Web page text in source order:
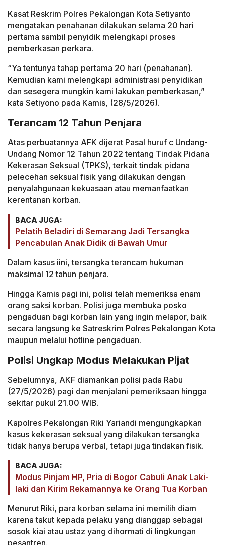
Kasat Reskrim Polres Pekalongan Kota Setiyanto
mengatakan penahanan dilakukan selama 20 hari
pertama sambil penyidik melengkapi proses
pemberkasan perkara.
“Ya tentunya tahap pertama 20 hari (penahanan).
Kemudian kami melengkapi administrasi penyidikan
dan sesegera mungkin kami lakukan pemberkasan,”
kata Setiyono pada Kamis, (28/5/2026).
Terancam 12 Tahun Penjara
Atas perbuatannya AFK dijerat Pasal huruf c Undang-
Undang Nomor 12 Tahun 2022 tentang Tindak Pidana
Kekerasan Seksual (TPKS), terkait tindak pidana
pelecehan seksual fisik yang dilakukan dengan
penyalahgunaan kekuasaan atau memanfaatkan
kerentanan korban.
BACA JUGA:
Pelatih Beladiri di Semarang Jadi Tersangka
Pencabulan Anak Didik di Bawah Umur
Dalam kasus iini, tersangka terancam hukuman
maksimal 12 tahun penjara.
Hingga Kamis pagi ini, polisi telah memeriksa enam
orang saksi korban. Polisi juga membuka posko
pengaduan bagi korban lain yang ingin melapor, baik
secara langsung ke Satreskrim Polres Pekalongan Kota
maupun melalui hotline pengaduan.
Polisi Ungkap Modus Melakukan Pijat
Sebelumnya, AKF diamankan polisi pada Rabu
(27/5/2026) pagi dan menjalani pemeriksaan hingga
sekitar pukul 21.00 WIB.
Kapolres Pekalongan Riki Yariandi mengungkapkan
kasus kekerasan seksual yang dilakukan tersangka
tidak hanya berupa verbal, tetapi juga tindakan fisik.
BACA JUGA:
Modus Pinjam HP, Pria di Bogor Cabuli Anak Laki-
laki dan Kirim Rekamannya ke Orang Tua Korban
Menurut Riki, para korban selama ini memilih diam
karena takut kepada pelaku yang dianggap sebagai
sosok kiai atau ustaz yang dihormati di lingkungan
pesantren.